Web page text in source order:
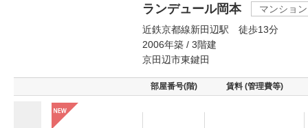
ランデュール岡本
マンション
近鉄京都線新田辺駅 徒歩13分
2006年築 / 3階建
京田辺市東鍵田
部屋番号(階) 賃料 (管理費等)